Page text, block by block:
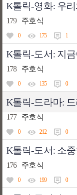
179 주호식
0 175 1
178 주호식
0 135 0
177 주호식
0 212 0
K톨릭-도서: 소
176 주호식
0 199 0